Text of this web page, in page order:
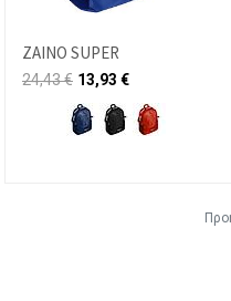
ZAINO SUPER
24,43€ 13,93 €